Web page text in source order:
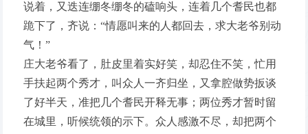
说着，又迭连绷冬绷冬的磕响头，连着几个耆民也都
跪下了，齐说：“情愿叫来的人都回去，求大老爷别动
气！”
庄大老爷看了，肚皮里着实好笑，却忍住不笑，忙用
手扶起两个秀才，叫众人一齐归坐，又拿腔做势扳谈
了好半天，准把几个耆民开释无事；两位秀才暂时留
在城里，听候统领的示下。众人感激不尽，却把两个